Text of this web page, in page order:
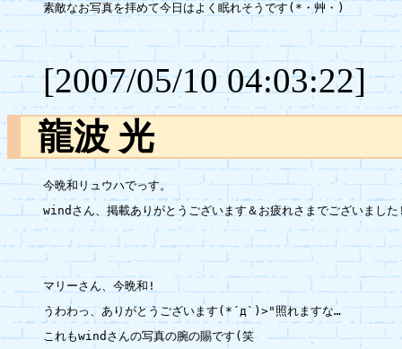
素敵なお写真を拝めて今日はよく眠れそうです(*・艸・)
[2007/05/10 04:03:22]
龍波 光
今晩和リュウハでっす。
windさん、掲載ありがとうございます＆お疲れさまでございまし
マリーさん、今晩和!
うわわっ、ありがとうございます(*´д`)>"照れますな…
これもwindさんの写真の腕の賜です(笑